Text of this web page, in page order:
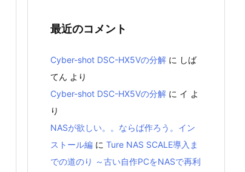
最近のコメント
Cyber-shot DSC-HX5Vの分解 に しば
てん より
Cyber-shot DSC-HX5Vの分解 に イ よ
り
NASが欲しい。。ならば作ろう。イン
ストール編 に Ture NAS SCALE導入ま
での道のり ～古い自作PCをNASで再利